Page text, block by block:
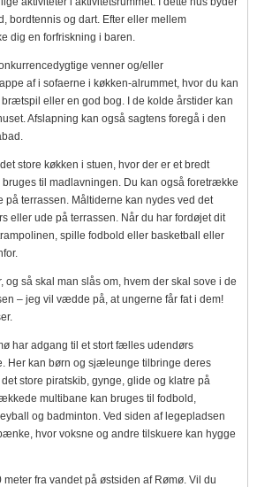
bordtennis og dart. Efter eller mellem
dig en forfriskning i baren.
venner og/eller
af i sofaerne i køkken-alrummet, hvor du kan
eller en god bog. I de kolde årstider kan
Afslapning kan også sagtens foregå i den
store køkken i stuen, hvor der er et bredt
bruges til madlavningen. Du kan også foretrække
på terrassen. Måltiderne kan nydes ved det
eller ude på terrassen. Når du har fordøjet dit
spille fodbold eller basketball eller
og så skal man slås om, hvem der skal sove i de
– jeg vil vædde på, at ungerne får fat i dem!
har adgang til et stort fælles udendørs
Her kan børn og sjæleunge tilbringe deres
store piratskib, gynge, glide og klatre på
multibane kan bruges til fodbold,
og badminton. Ved siden af ​​legepladsen
hvor voksne og andre tilskuere kan hygge
fra vandet på østsiden af ​​Rømø. Vil du